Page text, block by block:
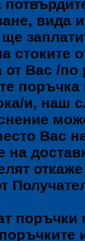
вида
стоките
от Вас /
и, наш
Вас
на